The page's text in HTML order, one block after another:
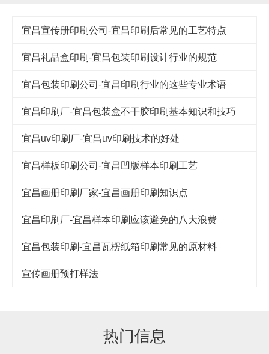
宜昌宣传册印刷公司-宜昌印刷后常见的工艺特点
宜昌礼品盒印刷-宜昌包装印刷设计行业的规范
宜昌包装印刷公司-宜昌印刷行业的这些专业术语
宜昌印刷厂-宜昌包装盒不干胶印刷基本知识和技巧
宜昌uv印刷厂-宜昌uv印刷技术的好处
宜昌样板印刷公司-宜昌凹版样本印刷工艺
宜昌画册印刷厂家-宜昌画册印刷知识点
宜昌印刷厂-宜昌样本印刷应该避免的八大浪费
宜昌包装印刷-宜昌瓦楞纸箱印刷常见的原材料
宣传画册预打样法
热门信息